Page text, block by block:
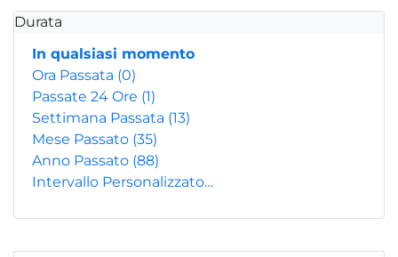
Durata
In qualsiasi momento
Ora Passata (0)
Passate 24 Ore (1)
Settimana Passata (13)
Mese Passato (35)
Anno Passato (88)
Intervallo Personalizzato…